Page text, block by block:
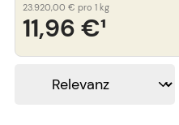
11,96 €¹
23.920,00 € pro 1 kg